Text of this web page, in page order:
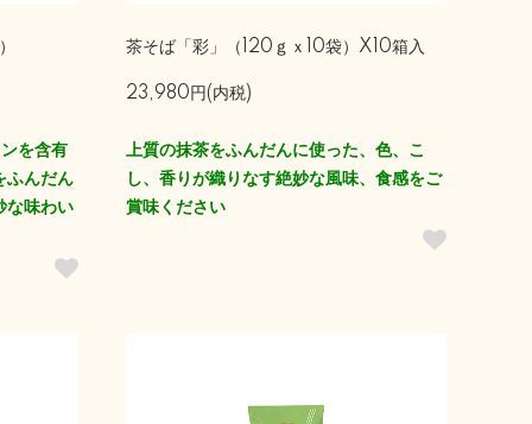
を含有
ふんだん
な味わい
茶そば「彩」（120ｇｘ10袋）X10箱入
23,980円(内税)
上質の抹茶をふんだんに使った、色、こ
し、香りが織りなす絶妙な風味、食感をご
賞味ください